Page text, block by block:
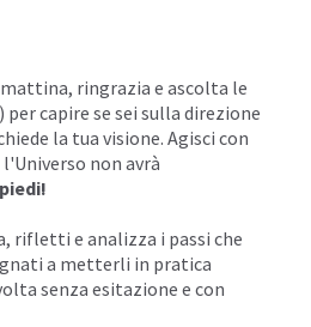
ringrazia e ascolta le
capire se sei sulla direzione
la tua visione. Agisci con
non avrà
rifletti e analizza i passi che
a metterli in pratica
senza esitazione e con